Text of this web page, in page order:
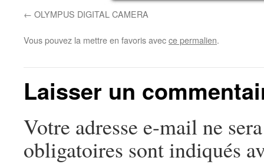
OLYMPUS DIGITAL CAMERA
Vous pouvez la mettre en favoris avecce permalien.
Laisser un
Votre adresse e-mail ne
obligatoires sont indiqués